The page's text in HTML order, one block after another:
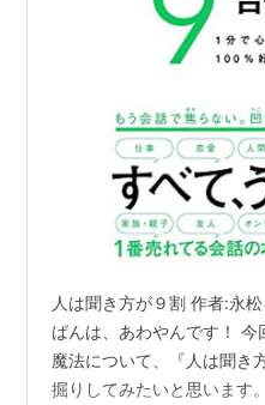
人は聞き方が９割 作者:永
ばんは、あわやんです！
魔法について、『人は聞き
掘りしてみたいと思います